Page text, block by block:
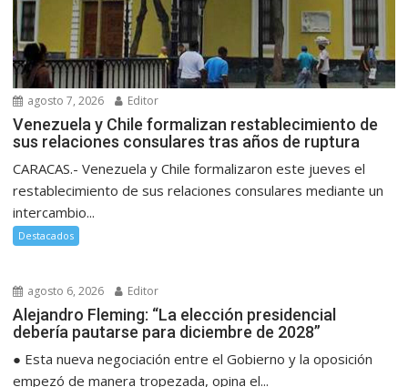
agosto 7, 2026 Editor
Venezuela y Chile formalizan restablecimiento de
sus relaciones consulares tras años de ruptura
CARACAS.- Venezuela y Chile formalizaron este jueves el
restablecimiento de sus relaciones consulares mediante un
intercambio...
Destacados
agosto 6, 2026 Editor
Alejandro Fleming: “La elección presidencial
debería pautarse para diciembre de 2028”
● Esta nueva negociación entre el Gobierno y la oposición
empezó de manera tropezada, opina el...